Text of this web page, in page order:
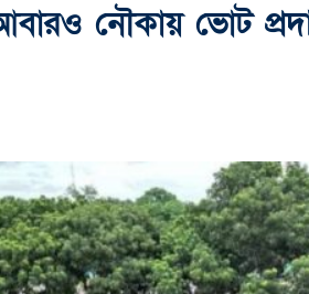
নৌকায় ভোট